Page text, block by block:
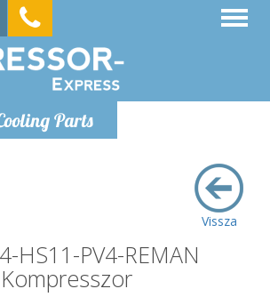
Parts
Vissza
HS11-PV4-REMAN